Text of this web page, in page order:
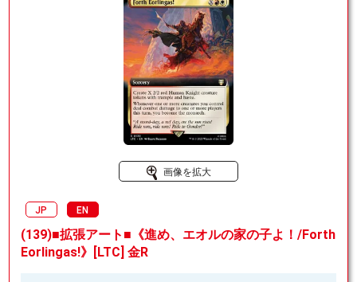
画像を拡大
JP EN
(139)■拡張アート■《進め、エオルの家の子よ！/Forth
Eorlingas!》[LTC] 金R